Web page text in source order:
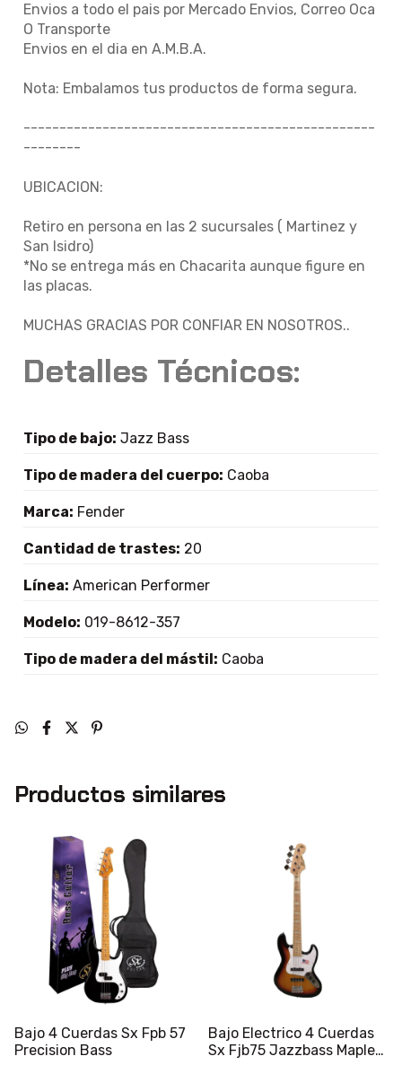
Envios a todo el pais por Mercado Envios, Correo Oca
O Transporte
Envios en el dia en A.M.B.A.
Nota: Embalamos tus productos de forma segura.
-------------------------------------------------
--------
UBICACION:
Retiro en persona en las 2 sucursales ( Martinez y
San Isidro)
*No se entrega más en Chacarita aunque figure en
las placas.
MUCHAS GRACIAS POR CONFIAR EN NOSOTROS..
Detalles Técnicos:
Tipo de bajo: Jazz Bass
Tipo de madera del cuerpo: Caoba
Marca: Fender
Cantidad de trastes: 20
Línea: American Performer
Modelo: 019-8612-357
Tipo de madera del mástil: Caoba
Productos similares
Bajo 4 Cuerdas Sx Fpb 57
Precision Bass
Bajo Electrico 4 Cuerdas
Sx Fjb75 Jazzbass Maple